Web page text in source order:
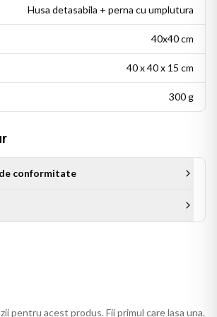
de cadou pentru persoanele cu un
Husa detasabila + perna cu umplutura
40x40 cm
40 x 40 x 15 cm
300 g
conformitate
pentru acest produs. Fii primul care lasa una.